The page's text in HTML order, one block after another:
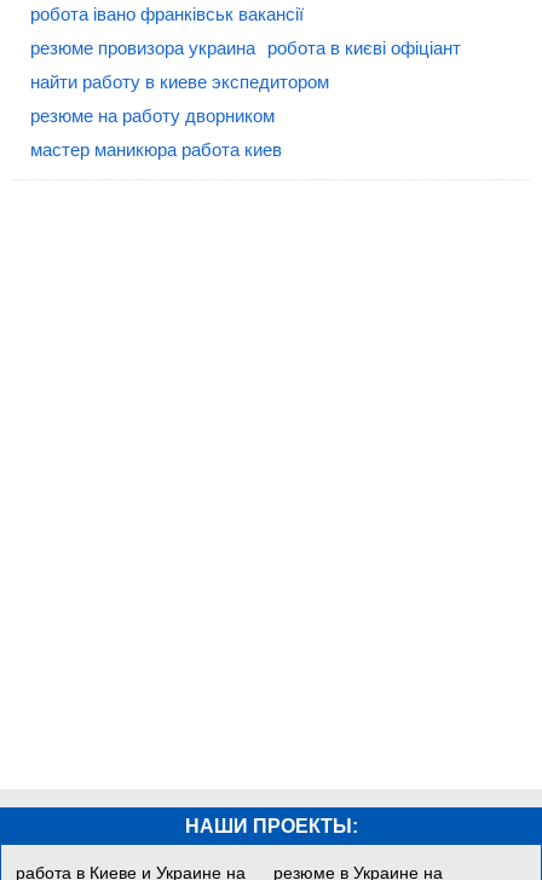
робота івано франківськ вакансії
резюме провизора украина
робота в києві офіціант
найти работу в киеве экспедитором
резюме на работу дворником
мастер маникюра работа киев
НАШИ ПРОЕКТЫ:
работа в Киеве и Украине на резюме в Украине на